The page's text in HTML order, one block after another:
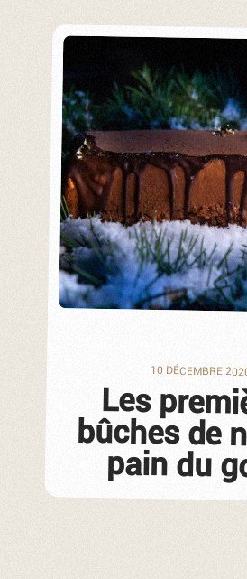
10 DÉCEMBRE
Les
bûches de
pain du